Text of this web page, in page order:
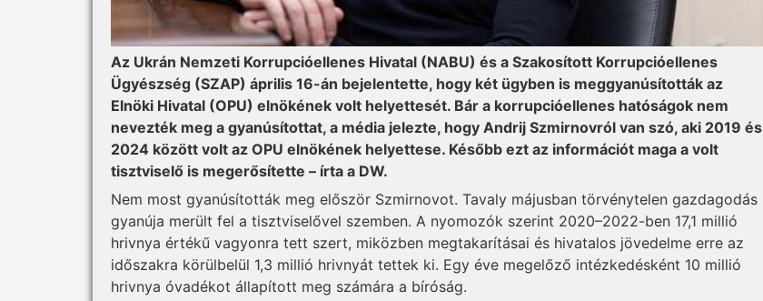
Az Ukrán Nemzeti Korrupcióellenes Hivatal (NABU) és a Szakosított Korrupcióellenes
Ügyészség (SZAP) április 16-án bejelentette, hogy két ügyben is meggyanúsították az
Elnöki Hivatal (OPU) elnökének volt helyettesét. Bár a korrupcióellenes hatóságok nem
nevezték meg a gyanúsítottat, a média jelezte, hogy Andrij Szmirnovról van szó, aki 2019 és
2024 között volt az OPU elnökének helyettese. Később ezt az információt maga a volt
tisztviselő is megerősítette – írta a DW.
Nem most gyanúsították meg először Szmirnovot. Tavaly májusban törvénytelen gazdagodás
gyanúja merült fel a tisztviselővel szemben. A nyomozók szerint 2020–2022-ben 17,1 millió
hrivnya értékű vagyonra tett szert, miközben megtakarításai és hivatalos jövedelme erre az
időszakra körülbelül 1,3 millió hrivnyát tettek ki. Egy éve megelőző intézkedésként 10 millió
hrivnya óvadékot állapított meg számára a bíróság.